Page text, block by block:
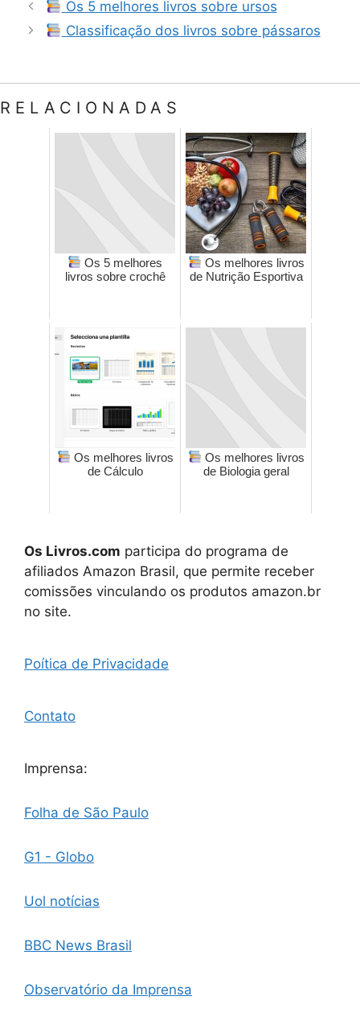
Os 5 melhores livros sobre ursos
Classificação dos livros sobre pássaros
RELACIONADAS
Os 5 melhores
livros sobre crochê
Os melhores livros
de Nutrição Esportiva
Os melhores livros
de Cálculo
Os melhores livros
de Biologia geral
Os Livros.com participa do programa de
afiliados Amazon Brasil, que permite receber
comissões vinculando os produtos amazon.br
no site.
Poítica de Privacidade
Contato
Imprensa:
Folha de São Paulo
G1 - Globo
Uol notícias
BBC News Brasil
Observatório da Imprensa